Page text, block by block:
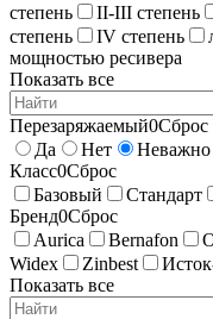
степень
II-III степень
степень
IV степень
мощностью ресивера
Показать все
Перезаряжаемый0Сброс
Да
Нет
Неважно
Класс0Сброс
Базовый
Стандарт
Бренд0Сброс
Aurica
Bernafon
Widex
Zinbest
Показать все